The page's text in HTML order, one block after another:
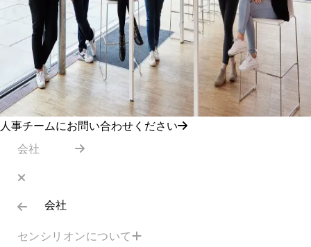
人事チームにお問い合わせください
会社
会社
センシリオンについて